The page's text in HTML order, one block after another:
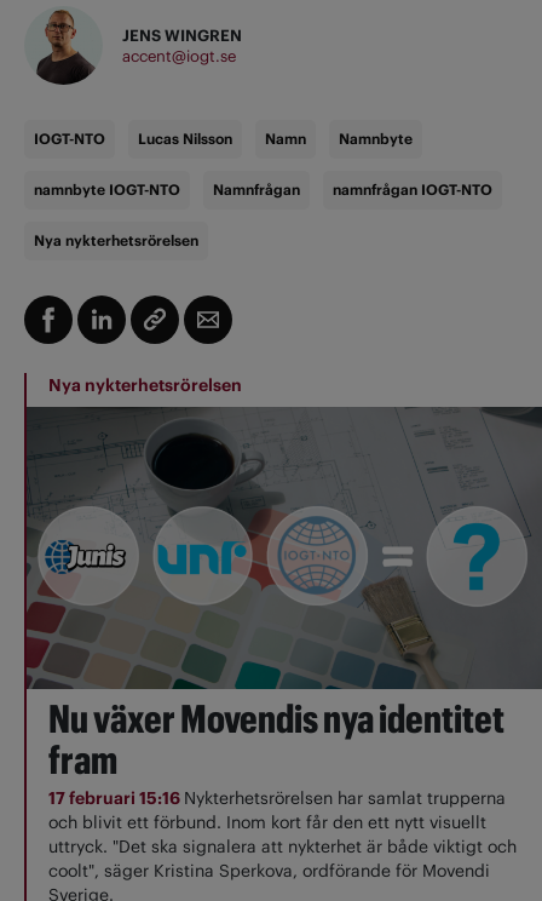
JENS WINGREN
accent@iogt.se
IOGT-NTO Lucas Nilsson Namn Namnbyte
namnbyte IOGT-NTO Namnfrågan namnfrågan IOGT-NTO
Nya nykterhetsrörelsen
Nya nykterhetsrörelsen
Nu växer Movendis nya identitet
fram
17 februari 15:16 Nykterhetsrörelsen har samlat trupperna
och blivit ett förbund. Inom kort får den ett nytt visuellt
uttryck. "Det ska signalera att nykterhet är både viktigt och
coolt", säger Kristina Sperkova, ordförande för Movendi
Sverige.